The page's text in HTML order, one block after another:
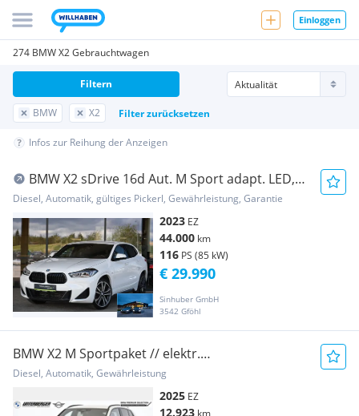
Einloggen
274 BMW X2 Gebrauchtwagen
BMW X2 Filter zurücksetzen
Filtern
Infos zur Reihung der Anzeigen
BMW X2 sDrive 16d Aut. M Sport adapt. LED,
HeadUp, ...
Diesel, Automatik, gültiges Pickerl, Gewährleistung, Garantie
2023 EZ
44.000 km
116 PS (85 kW)
Sinhuber GmbH
3542 Gföhl
€ 29.990
BMW X2 M Sportpaket // elektr.
Anhängerkupplung // ...
Diesel, Automatik, Gewährleistung
2025 EZ
12.923